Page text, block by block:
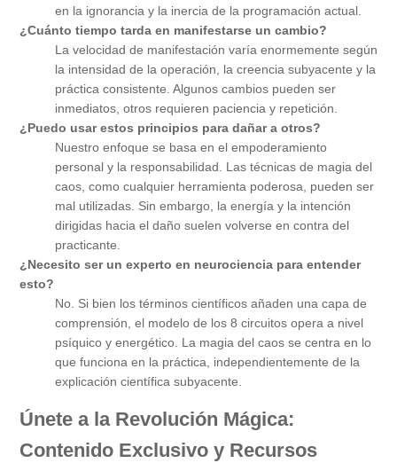
en la ignorancia y la inercia de la programación actual.
¿Cuánto tiempo tarda en manifestarse un cambio?
La velocidad de manifestación varía enormemente según
la intensidad de la operación, la creencia subyacente y la
práctica consistente. Algunos cambios pueden ser
inmediatos, otros requieren paciencia y repetición.
¿Puedo usar estos principios para dañar a otros?
Nuestro enfoque se basa en el empoderamiento
personal y la responsabilidad. Las técnicas de magia del
caos, como cualquier herramienta poderosa, pueden ser
mal utilizadas. Sin embargo, la energía y la intención
dirigidas hacia el daño suelen volverse en contra del
practicante.
¿Necesito ser un experto en neurociencia para entender
esto?
No. Si bien los términos científicos añaden una capa de
comprensión, el modelo de los 8 circuitos opera a nivel
psíquico y energético. La magia del caos se centra en lo
que funciona en la práctica, independientemente de la
explicación científica subyacente.
Únete a la Revolución Mágica:
Contenido Exclusivo y Recursos